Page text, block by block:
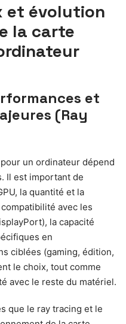
et évolution
la carte
et
(Ray
un ordinateur dépend
Il est important de
la quantité et la
avec les
la capacité
en
ciblées (gaming, édition,
le choix, tout comme
avec le reste du matériel.
que le ray tracing et le